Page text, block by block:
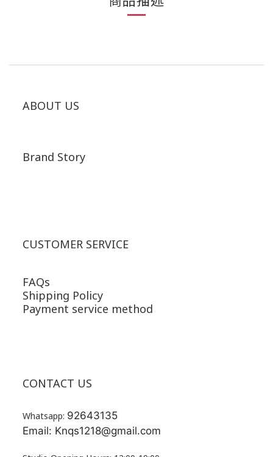
ABOUT US
Brand Story
CUSTOMER SERVICE
FAQs
Shipping Policy
Payment service method
CONTACT US
Whatsapp: 92643135
Email: Knqs1218@gmail.com